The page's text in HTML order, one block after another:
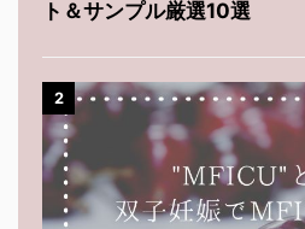
ト＆サンプル厳選10選
2